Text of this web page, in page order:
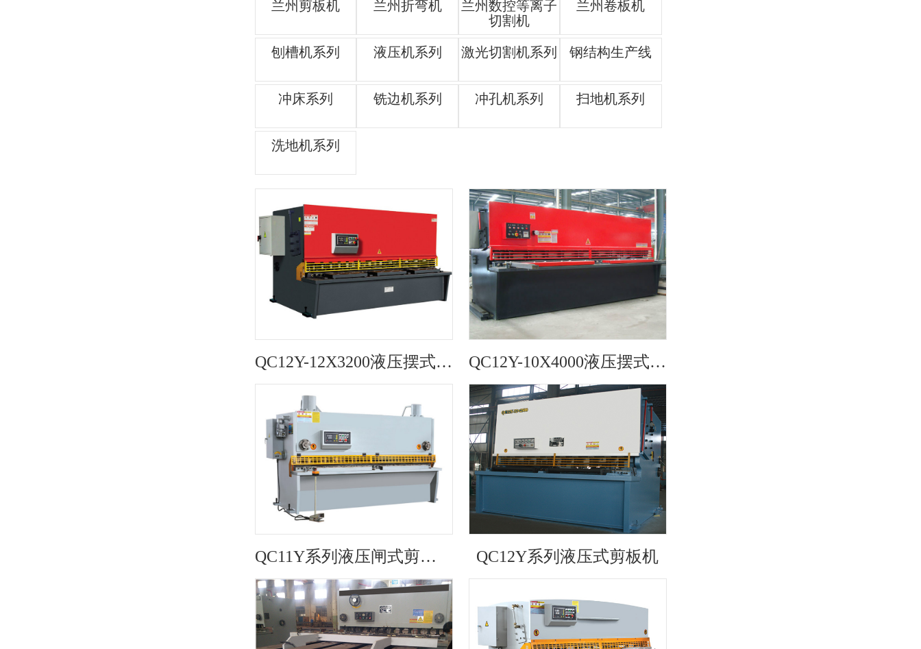
兰州剪板机 兰州折弯机
兰州数控等离子
切割机
兰州卷板机
刨槽机系列 液压机系列 激光切割机系列 钢结构生产线
冲床系列 铣边机系列 冲孔机系列 扫地机系列
洗地机系列
QC12Y-12X3200液压摆式剪…… QC12Y-10X4000液压摆式剪……
QC11Y系列液压闸式剪板机 QC12Y系列液压式剪板机